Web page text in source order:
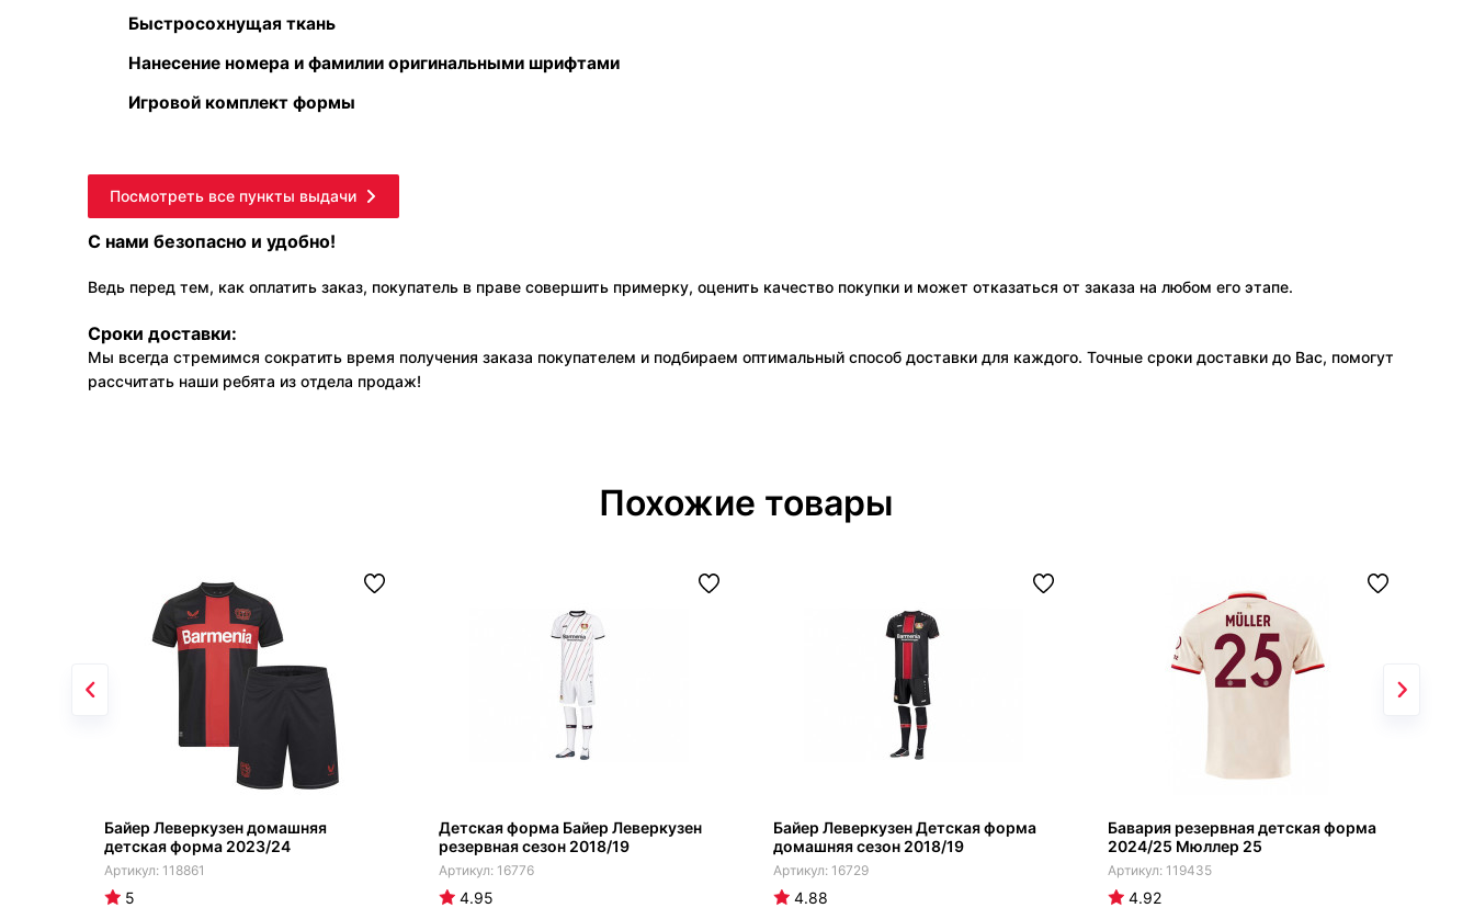
Быстросохнущая ткань
Нанесение номера и фамилии оригинальными шрифтами
Игровой комплект формы
Посмотреть все пункты выдачи
С нами безопасно и удобно!
Ведь перед тем, как оплатить заказ, покупатель в праве совершить примерку, оценить качество покупки и может отказаться от заказа на любом его этапе.
Сроки доставки:
Мы всегда стремимся сократить время получения заказа покупателем и подбираем оптимальный способ доставки для каждого. Точные сроки доставки до Вас, помогут
рассчитать наши ребята из отдела продаж!
Похожие товары
Байер Леверкузен домашняя
детская форма 2023/24
118861
5
Детская форма Байер Леверкузен
резервная сезон 2018/19
16776
4.95
Байер Леверкузен Детская форма
домашняя сезон 2018/19
16729
4.88
Бавария резервная детская форма
2024/25 Мюллер 25
119435
4.92